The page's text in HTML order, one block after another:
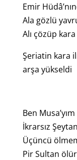
Emir
Ala gözlü
Alı çözüp
Şeriatin kara
arşa yükseldi
Ben
İkrarsız
Üçüncü
Pir Sultan